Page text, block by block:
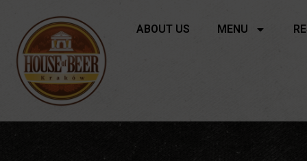
ABOUT US MENU
Beer menu